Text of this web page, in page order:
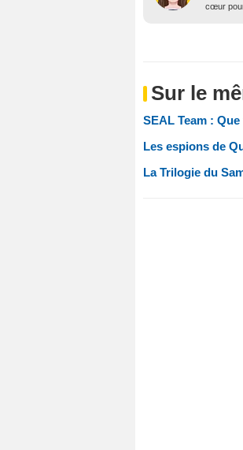
cœur
Sur le
SEAL Team :
Les espions de
La Trilogie du